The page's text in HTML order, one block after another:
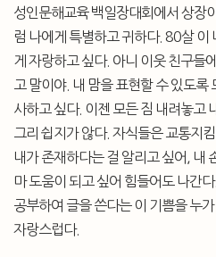
성인문해교육 백일장대회에서 상장
럼 나에게 특별하고 귀하다. 80살 이
게 자랑하고 싶다. 아니 이웃 친구들
고 말이야. 내 맘을 표현할 수 있도록
사하고 싶다. 이젠 모든 짐 내려놓고
그리 쉽지가 않다. 자식들은 교통지
내가 존재하다는 걸 알리고 싶어, 내
마 도움이 되고 싶어 힘들어도 나간
공부하여 글을 쓴다는 이 기쁨을 누
자랑스럽다.